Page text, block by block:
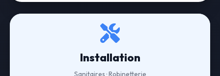
Installation
Sanitaires · Robinetterie